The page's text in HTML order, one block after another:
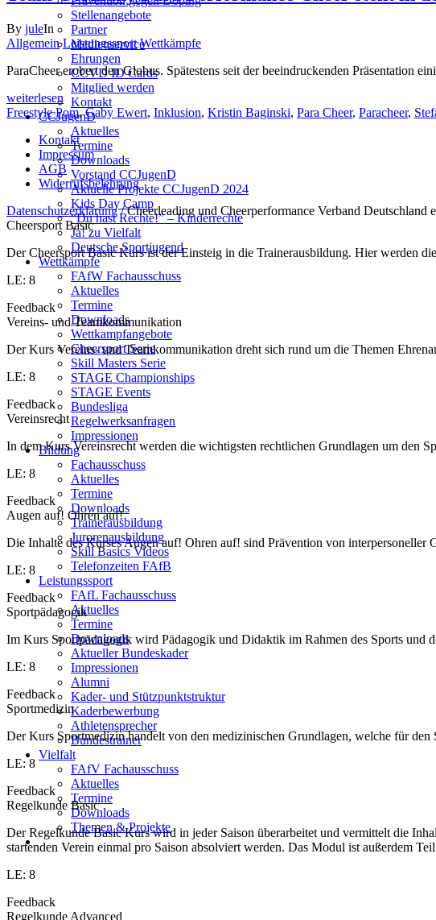
Stellenangebote
Partner
Medienservice
Ehrungen
CCVD ID Cards
Mitglied werden
Kontakt
CCJugenD
Aktuelles
Termine
Downloads
Vorstand CCJugenD
Aktuelle Projekte CCJugenD 2024
Kids Day Camp
“Du hast Rechte!” – Kinderrechte
Ja! zu Vielfalt
Deutsche Sportjugend
Wettkämpfe
FAfW Fachausschuss
Aktuelles
Termine
Downloads
Wettkampfangebote
Cheersport Serie
Skill Masters Serie
STAGE Championships
STAGE Events
Bundesliga
Regelwerksanfragen
Impressionen
Bildung
Fachausschuss
Aktuelles
Termine
Downloads
Trainerausbildung
Jurorenausbildung
Skill Basics Videos
Telefonzeiten FAfB
Leistungssport
FAfL Fachausschuss
Aktuelles
Termine
Downloads
Aktueller Bundeskader
Impressionen
Alumni
Kader- und Stützpunktstruktur
Kaderbewerbung
Athletensprecher
Bundestrainer
Vielfalt
FAfV Fachausschuss
Aktuelles
Termine
Downloads
Themen & Projekte
By juleIn
Allgemein Leistungssport Wettkämpfe
ParaCheer erobert den Globus. Spätestens seit der beeindruckenden Präsentation
weiterlesen
Freestyle Pom,Gaby Ewert, Inklusion, Kristin Baginski, Para Cheer, Paracheer,
Kontakt
Impressum
AGB
Widerrufsbelehrung
Datenschutzerklärung/ Cheerleading und Cheerperformance Verband Deutschland
Cheersport Basic
Der Cheersport Basic Kurs ist der Einsteig in die Trainerausbildung. Hier werden
LE: 8
Feedback
Vereins- und Teamkommunikation
Der Kurs Vereins- und Teamkommunikation dreht sich rund um die Themen
LE: 8
Feedback
Vereinsrecht
In dem Kurs Vereinsrecht werden die wichtigsten rechtlichen Grundlagen um den
LE: 8
Feedback
Augen auf! Ohren auf!
Die Inhalte des Kurses Augen auf! Ohren auf! sind Prävention von interpersoneller
LE: 8
Feedback
Sportpädagogik
Im Kurs Sportpädagogik wird Pädagogik und Didaktik im Rahmen des Sports
LE: 8
Feedback
Sportmedizin
Der Kurs Sportmedizin handelt von den medizinischen Grundlagen, welche für den
LE: 8
Feedback
Regelkunde Basic
Der Regelkunde Basic Kurs wird in jeder Saison überarbeitet und vermittelt die
startenden Verein einmal pro Saison absolviert werden. Das Modul ist außerdem
LE: 8
Feedback
Regelkunde Advanced